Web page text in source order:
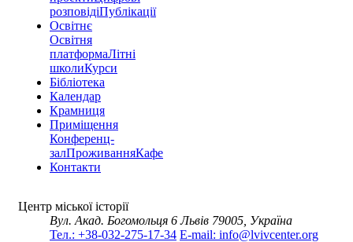
розповідіПублікації
Освітнє
Освітня
платформаЛітні
школиКурси
Бібліотека
Календар
Крамниця
Приміщення
Конференц-
залПроживанняКафе
Контакти
Центр міської історії
Вул. Акад. Богомольця 6 Львів 79005, Україна
Тел.: +38-032-275-17-34 E-mail: info@lvivcenter.org